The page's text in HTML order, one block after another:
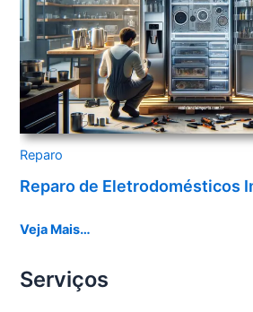
Reparo
Reparo de Eletrodomésticos
Veja Mais…
Serviços